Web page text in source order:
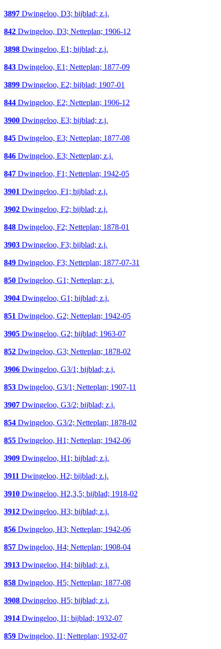
3897 Dwingeloo, D3; bijblad; z.j.
842 Dwingeloo, D3; Netteplan; 1906-12
3898 Dwingeloo, E1; bijblad; z.j.
843 Dwingeloo, E1; Netteplan; 1877-09
3899 Dwingeloo, E2; bijblad; 1907-01
844 Dwingeloo, E2; Netteplan; 1906-12
3900 Dwingeloo, E3; bijblad; z.j.
845 Dwingeloo, E3; Netteplan; 1877-08
846 Dwingeloo, E3; Netteplan; z.j.
847 Dwingeloo, F1; Netteplan; 1942-05
3901 Dwingeloo, F1; bijblad; z.j.
3902 Dwingeloo, F2; bijblad; z.j.
848 Dwingeloo, F2; Netteplan; 1878-01
3903 Dwingeloo, F3; bijblad; z.j.
849 Dwingeloo, F3; Netteplan; 1877-07-31
850 Dwingeloo, G1; Netteplan; z.j.
3904 Dwingeloo, G1; bijblad; z.j.
851 Dwingeloo, G2; Netteplan; 1942-05
3905 Dwingeloo, G2; bijblad; 1963-07
852 Dwingeloo, G3; Netteplan; 1878-02
3906 Dwingeloo, G3/1; bijblad; z.j.
853 Dwingeloo, G3/1; Netteplan; 1907-11
3907 Dwingeloo, G3/2; bijblad; z.j.
854 Dwingeloo, G3/2; Netteplan; 1878-02
855 Dwingeloo, H1; Netteplan; 1942-06
3909 Dwingeloo, H1; bijblad; z.j.
3911 Dwingeloo, H2; bijblad; z.j.
3910 Dwingeloo, H2,3,5; bijblad; 1918-02
3912 Dwingeloo, H3; bijblad; z.j.
856 Dwingeloo, H3; Netteplan; 1942-06
857 Dwingeloo, H4; Netteplan; 1908-04
3913 Dwingeloo, H4; bijblad; z.j.
858 Dwingeloo, H5; Netteplan; 1877-08
3908 Dwingeloo, H5; bijblad; z.j.
3914 Dwingeloo, I1; bijblad; 1932-07
859 Dwingeloo, I1; Netteplan; 1932-07